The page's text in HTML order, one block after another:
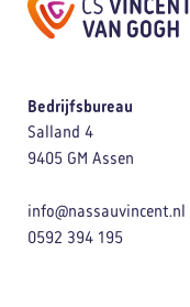
Bedrijfsbureau
Salland 4
9405 GM Assen
info@nassauvincent.nl
0592 394 195